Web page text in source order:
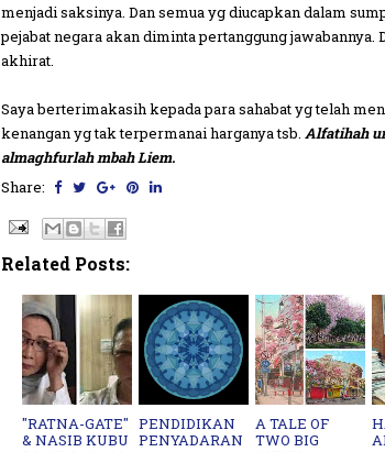
menjadi saksinya. Dan semua yg diucapkan dalam
pejabat negara akan diminta pertanggung jawabannya.
akhirat.
Saya berterimakasih kepada para sahabat yg telah
kenangan yg tak terpermanai harganya tsb. Alfatihah
almaghfurlah mbah Liem.
Share:
Related Posts:
"RATNA-GATE"
& NASIB KUBU
PENDIDIKAN
PENYADARAN
A TALE OF
TWO BIG